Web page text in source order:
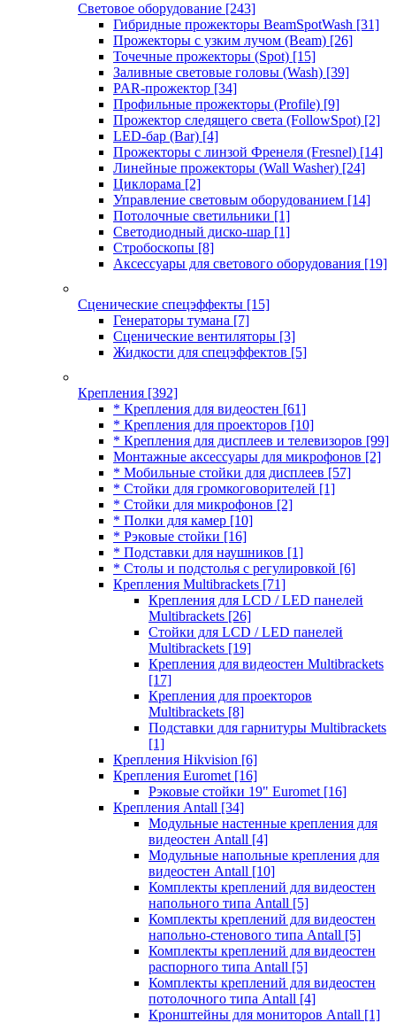
Световое оборудование [243]
Гибридные прожекторы BeamSpotWash [31]
Прожекторы с узким лучом (Beam) [26]
Точечные прожекторы (Spot) [15]
Заливные световые головы (Wash) [39]
PAR-прожектор [34]
Профильные прожекторы (Profile) [9]
Прожектор следящего света (FollowSpot) [2]
LED-бар (Bar) [4]
Прожекторы с линзой Френеля (Fresnel) [14]
Линейные прожекторы (Wall Washer) [24]
Циклорама [2]
Управление световым оборудованием [14]
Потолочные светильники [1]
Светодиодный диско-шар [1]
Стробоскопы [8]
Аксессуары для светового оборудования [19]
Сценические спецэффекты [15]
Генераторы тумана [7]
Сценические вентиляторы [3]
Жидкости для спецэффектов [5]
Крепления [392]
* Крепления для видеостен [61]
* Крепления для проекторов [10]
* Крепления для дисплеев и телевизоров [99]
Монтажные аксессуары для микрофонов [2]
* Мобильные стойки для дисплеев [57]
* Стойки для громкоговорителей [1]
* Стойки для микрофонов [2]
* Полки для камер [10]
* Рэковые стойки [16]
* Подставки для наушников [1]
* Столы и подстолья с регулировкой [6]
Крепления Multibrackets [71]
Крепления для LCD / LED панелей
Multibrackets [26]
Стойки для LCD / LED панелей
Multibrackets [19]
Крепления для видеостен Multibrackets
[17]
Крепления для проекторов
Multibrackets [8]
Подставки для гарнитуры Multibrackets
[1]
Крепления Hikvision [6]
Крепления Euromet [16]
Рэковые стойки 19" Euromet [16]
Крепления Antall [34]
Модульные настенные крепления для
видеостен Antall [4]
Модульные напольные крепления для
видеостен Antall [10]
Комплекты креплений для видеостен
напольного типа Antall [5]
Комплекты креплений для видеостен
напольно-стенового типа Antall [5]
Комплекты креплений для видеостен
распорного типа Antall [5]
Комплекты креплений для видеостен
потолочного типа Antall [4]
Кронштейны для мониторов Antall [1]